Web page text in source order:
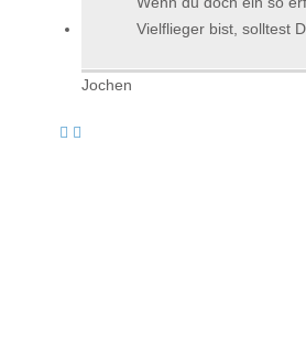
Vielflieger bist, solltest
Jochen